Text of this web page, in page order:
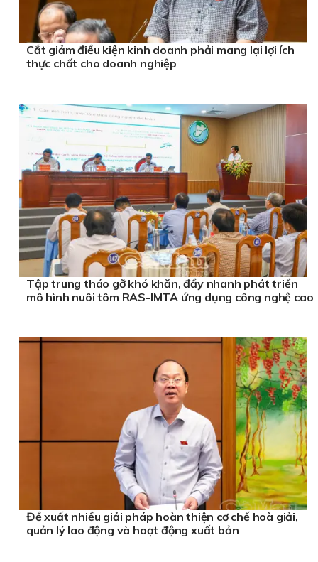
Cắt giảm điều kiện kinh doanh phải mang lại lợi ích
thực chất cho doanh nghiệp
Tập trung tháo gỡ khó khăn, đẩy nhanh phát triển
mô hình nuôi tôm RAS-IMTA ứng dụng công nghệ cao
Đề xuất nhiều giải pháp hoàn thiện cơ chế hoà giải,
quản lý lao động và hoạt động xuất bản